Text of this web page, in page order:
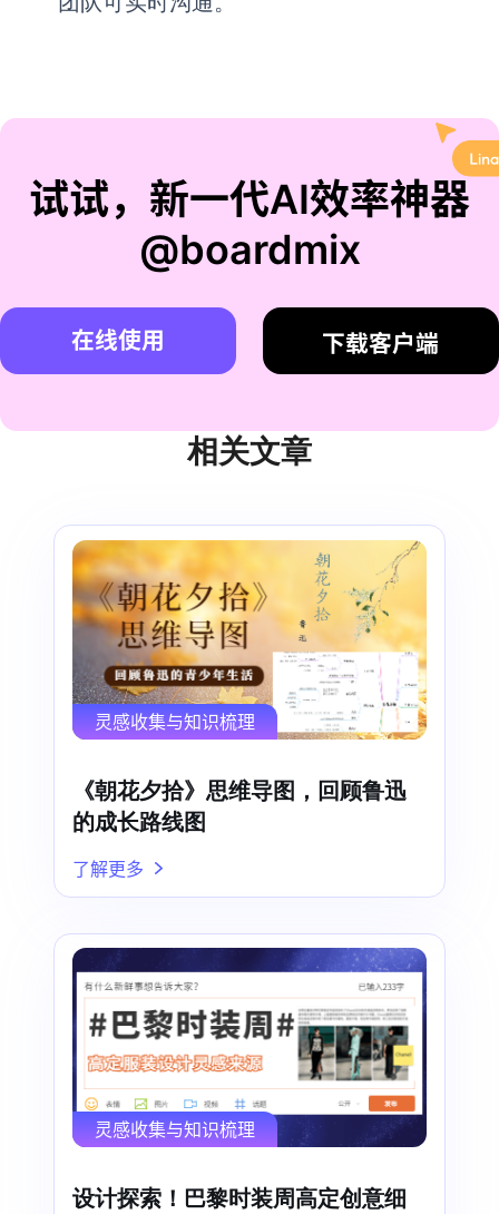
试试，新一代AI效率神器
@boardmix
在线使用 下载客户端
相关文章
灵感收集与知识梳理
《朝花夕拾》思维导图，回顾鲁迅
的成长路线图
了解更多
灵感收集与知识梳理
设计探索！巴黎时装周高定创意细